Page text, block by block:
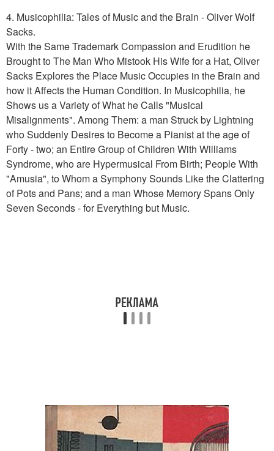
4. Musicophilia: Tales of Music and the Brain - Oliver Wolf
Sacks.
With the Same Trademark Compassion and Erudition he
Brought to The Man Who Mistook His Wife for a Hat, Oliver
Sacks Explores the Place Music Occupies in the Brain and
how it Affects the Human Condition. In Musicophilia, he
Shows us a Variety of What he Calls "Musical
Misalignments". Among Them: a man Struck by Lightning
who Suddenly Desires to Become a Pianist at the age of
Forty - two; an Entire Group of Children With Williams
Syndrome, who are Hypermusical From Birth; People With
"Amusia", to Whom a Symphony Sounds Like the Clattering
of Pots and Pans; and a man Whose Memory Spans Only
Seven Seconds - for Everything but Music.